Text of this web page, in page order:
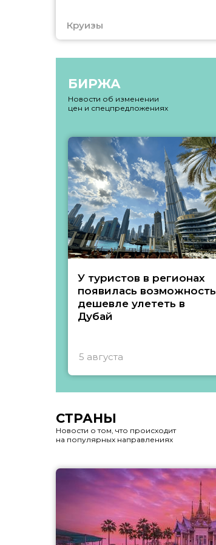
Круизы
БИРЖА
Новости об изменении
цен и спецпредложениях
У туристов в регионах
появилась возможность
дешевле улететь в
Дубай
5 августа
СТРАНЫ
Новости о том, что происходит
на популярных направлениях